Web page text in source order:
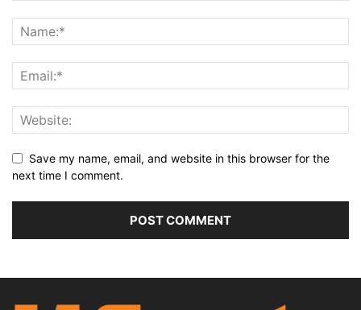
Save my name, email, and website in this browser for the
next time I comment.